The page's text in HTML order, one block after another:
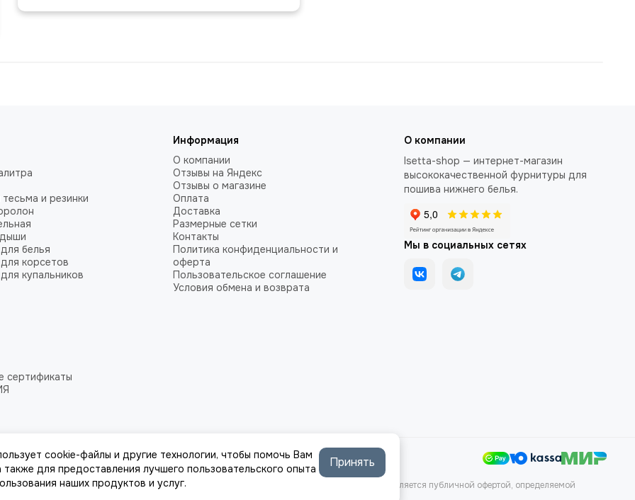
и резинки
белья
корсетов
купальников
сертификаты
Информация
О компании
Отзывы на Яндекс
Отзывы о магазине
Оплата
Доставка
Размерные сетки
Контакты
Политика конфиденциальности и
оферта
Пользовательское соглашение
Условия обмена и возврата
О компании
Isetta-shop — интернет-магазин
высококачественной фурнитуры для
пошива нижнего белья.
Мы в социальных сетях
стоимости товаров и услуг, носит информационный характер и ни при каких условиях не является публичной офертой, определяемой
cookie-файлы и другие технологии, чтобы помочь Вам
также для предоставления лучшего пользовательского опыта
наших продуктов и услуг.
Принять